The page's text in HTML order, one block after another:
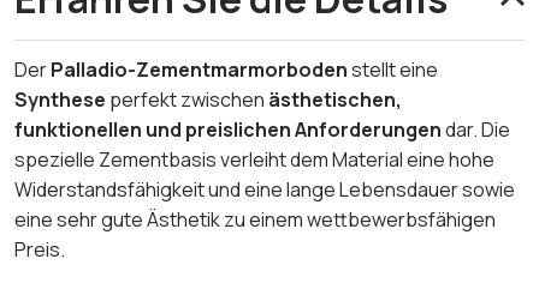
DerPalladio-Zementmarmorbodenstellt eine
Synthese perfekt zwischen ästhetischen,
funktionellen und preislichen Anforderungendar. Die
spezielle Zementbasis verleiht dem Material eine hohe
Widerstandsfähigkeit und eine lange Lebensdauer sowie
eine sehr gute Ästhetik zu einem wettbewerbsfähigen
Preis.